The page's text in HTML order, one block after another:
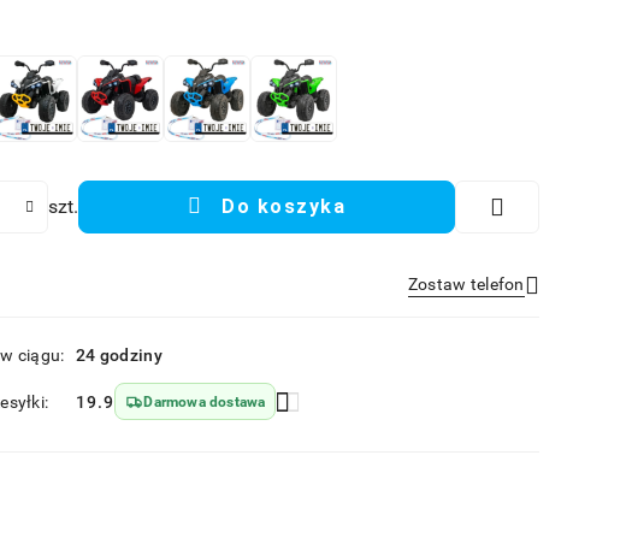
szt. Do koszyka
Zostaw telefon
ciągu: 24 godziny
19.9 Darmowa dostawa